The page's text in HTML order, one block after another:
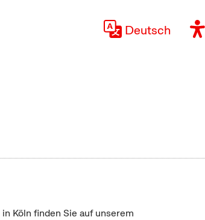
Deutsch
Köln finden Sie auf unserem